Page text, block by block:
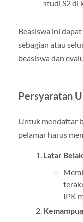
studi S2 di
Beasiswa ini
sebagian atau
beasiswa dan
Persyaratan
Untuk mendaftar
pelamar harus
Latar
IPK